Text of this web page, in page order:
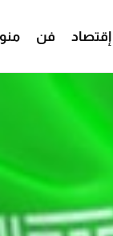
إقتصاد فن